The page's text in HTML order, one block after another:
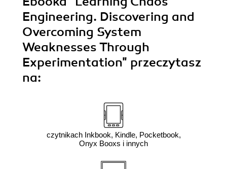
Engineering. Discovering and
Overcoming System
Weaknesses Through
Experimentation" przeczytasz
na:
czytnikach Inkbook, Kindle, Pocketbook,
Onyx Booxs i innych